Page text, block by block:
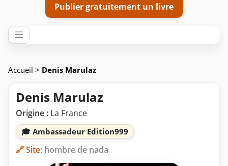
Publier gratuitement un livre
Accueil > Denis Marulaz
Denis Marulaz
Origine : La France
🎓 Ambassadeur Edition999
🔗 Site: hombre de nada